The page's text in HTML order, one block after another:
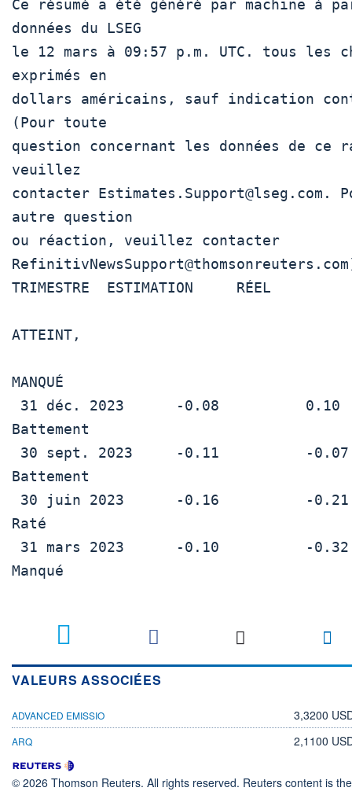
Ce résumé a été généré par machine à
données du LSEG
le 12 mars à 09:57 p.m. UTC. tous les
exprimés en
dollars américains, sauf indication
(Pour toute
question concernant les données de ce
veuillez
contacter Estimates.Support@lseg.com.
autre question
ou réaction, veuillez contacter
TRIMESTRE  ESTIMATION     RÉEL
ATTEINT,
MANQUÉ
Battement
Battement
Raté
Manqué
VALEURS ASSOCIÉES
ADVANCED EMISSIO 3,3200
ARQ 2,1100
© 2026 Thomson Reuters. All rights reserved. Reuters content is